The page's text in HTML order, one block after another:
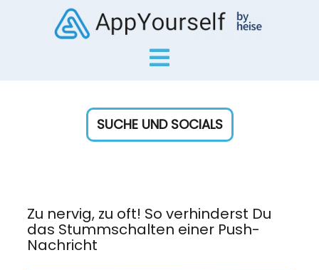
Zu nervig, zu oft! So verhinderst Du
das Stummschalten einer Push-
Nachricht
SUCHE UND SOCIALS